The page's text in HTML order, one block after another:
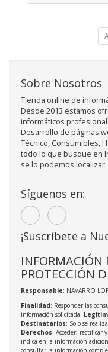
Sobre Nosotros
Tienda online de
Desde 2013 estamos
informáticos
Desarrollo de páginas
Técnico, Consumibles,
todo lo que busque en
se lo podemos localizar.
Síguenos en:
¡Suscríbete a
INFORMACIÓN
PROTECCIÓN
Responsable: NAVARRO
Finalidad: Responder las
información solicitada;
Destinatarios: Solo se
Derechos: Acceder, rectificar
indica en la información
consultar la información